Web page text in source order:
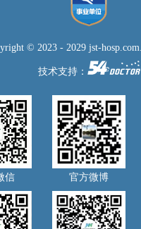
© 2023 - 2029 jst-
技术支持：
信 官方微博